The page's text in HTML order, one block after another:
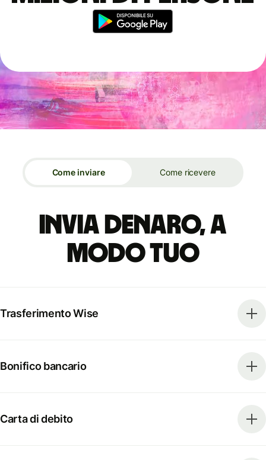
Come inviare Come ricevere
Invia denaro, a
modo tuo
Trasferimento Wise
Bonifico bancario
Carta di debito